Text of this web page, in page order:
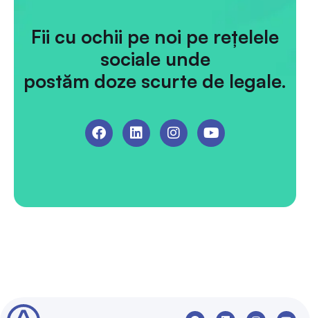
Fii cu ochii pe noi pe rețelele
sociale unde
postăm doze scurte de legale.